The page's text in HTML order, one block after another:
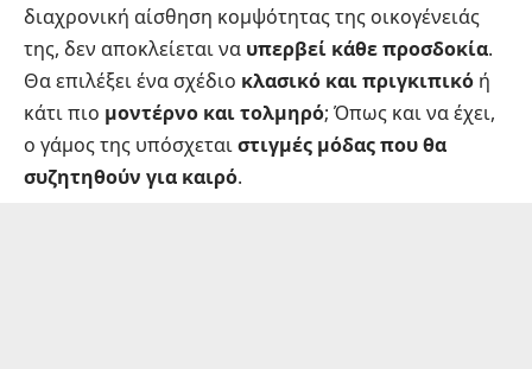
διαχρονική αίσθηση κομψότητας της οικογένειάς
της, δεν αποκλείεται να υπερβεί κάθε προσδοκία.
Θα επιλέξει ένα σχέδιο κλασικό και πριγκιπικό ή
κάτι πιο μοντέρνο και τολμηρό; Όπως και να έχει,
ο γάμος της υπόσχεταιστιγμές μόδας που θα
συζητηθούν για καιρό.